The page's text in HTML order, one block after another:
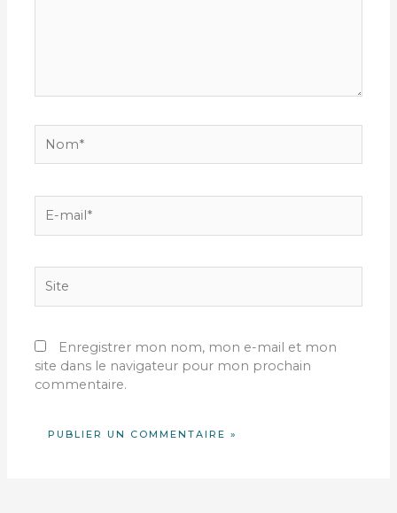
mail*
Enregistrer mon nom, mon e-mail et mon
site dans le navigateur pour mon prochain
commentaire.